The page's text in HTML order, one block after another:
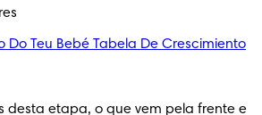
Do Teu Bebé Tabela De Crescimiento
desta etapa, o que vem pela frente e